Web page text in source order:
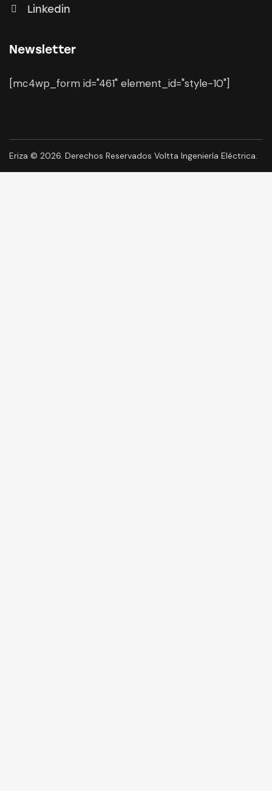
Linkedin
Newsletter
[mc4wp_form id="461" element_id="style-10"]
Eriza © 2026. Derechos Reservados Voltta Ingeniería Eléctrica.